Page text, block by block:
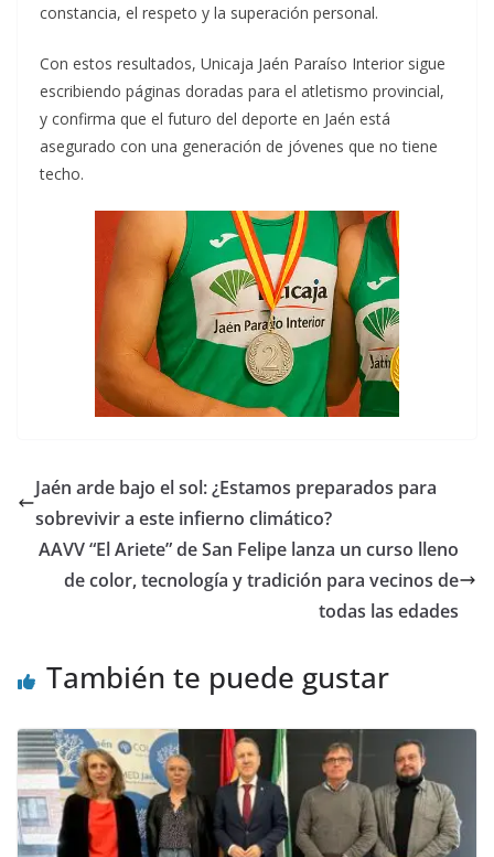
constancia, el respeto y la superación personal.
Con estos resultados, Unicaja Jaén Paraíso Interior sigue
escribiendo páginas doradas para el atletismo provincial,
y confirma que el futuro del deporte en Jaén está
asegurado con una generación de jóvenes que no tiene
techo.
Jaén arde bajo el sol: ¿Estamos preparados para
sobrevivir a este infierno climático?
AAVV “El Ariete” de San Felipe lanza un curso lleno
de color, tecnología y tradición para vecinos de
todas las edades
También te puede gustar